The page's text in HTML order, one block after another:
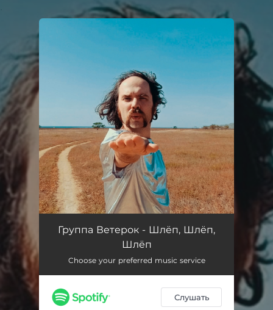
Группа Ветерок - Шлёп, Шлёп,
Шлёп
Choose your preferred music service
Слушать